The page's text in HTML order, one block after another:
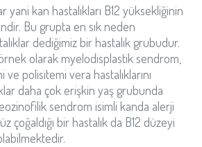
yani kan hastalıkları B12 yüksekliğinin
Bu grupta en sık neden
dediğimiz bir hastalık grubudur.
olarak myelodisplastik sendrom,
polisitemi vera hastalıklarını
daha çok erişkin yaş grubunda
sendrom isimli kanda alerji
çoğaldığı bir hastalık da B12 düzeyi